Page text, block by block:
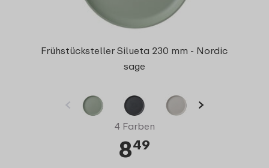
Frühstücksteller Silueta 230 mm - Nordic
sage
4 Farben
849